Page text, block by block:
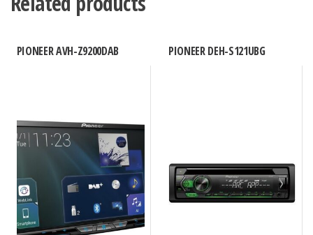
PIONEER AVH-Z9200DAB PIONEER DEH-S121UBG